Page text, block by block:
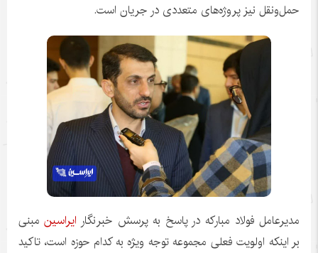
حمل‌ونقل نیز پروژه‌های متعددی در جریان است.
مدیرعامل فولاد مبارکه در پاسخ به پرسش خبرنگار ایراسینمبنی
بر اینکه اولویت فعلی مجموعه توجه ویژه به کدام حوزه است، تاکید